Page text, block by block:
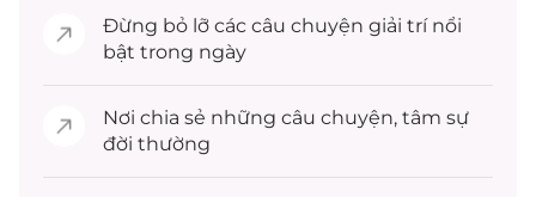
Đừng bỏ lỡ các câu chuyện giải trínổi
bật trong ngày
Nơi chia sẻ những câu chuyện, tâm sự
đời thường